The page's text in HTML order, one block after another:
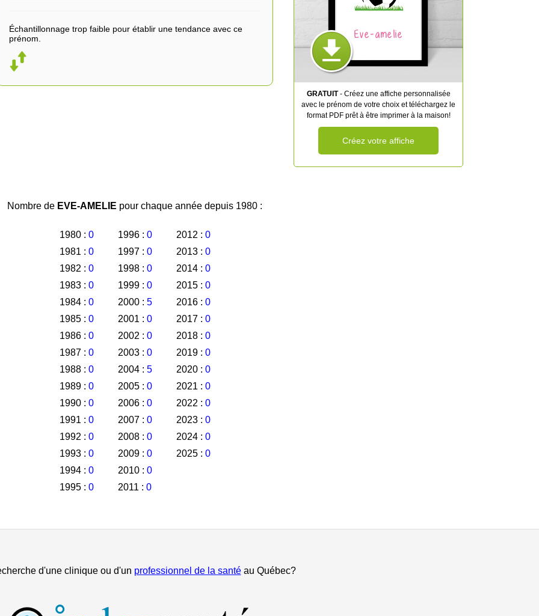
Échantillonnage trop faible pour établir une tendance avec ce
prénom.
Eve-amelie
GRATUIT- Créez une affiche personnalisée
avec le prénom de votre choix et téléchargez le
format PDF prêt à être imprimer à la maison!
Créez votre affiche
Nombre de EVE-AMELIE pour chaque année depuis 1980 :
1980 : 0
1981 : 0
1982 : 0
1983 : 0
1984 : 0
1985 : 0
1986 : 0
1987 : 0
1988 : 0
1989 : 0
1990 : 0
1991 : 0
1992 : 0
1993 : 0
1994 : 0
1995 : 0
1996 : 0
1997 : 0
1998 : 0
1999 : 0
2000 : 5
2001 : 0
2002 : 0
2003 : 0
2004 : 5
2005 : 0
2006 : 0
2007 : 0
2008 : 0
2009 : 0
2010 : 0
2011 : 0
2012 : 0
2013 : 0
2014 : 0
2015 : 0
2016 : 0
2017 : 0
2018 : 0
2019 : 0
2020 : 0
2021 : 0
2022 : 0
2023 : 0
2024 : 0
2025 : 0
d'une clinique ou d'un professionnel de la santéau Québec?